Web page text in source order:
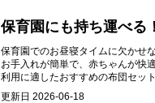
保育園にも持ち運べる
保育園でのお昼寝タイムに欠かせ
お手入れが簡単で、赤ちゃんが快
利用に適したおすすめの布団セッ
更新日 2026-06-18